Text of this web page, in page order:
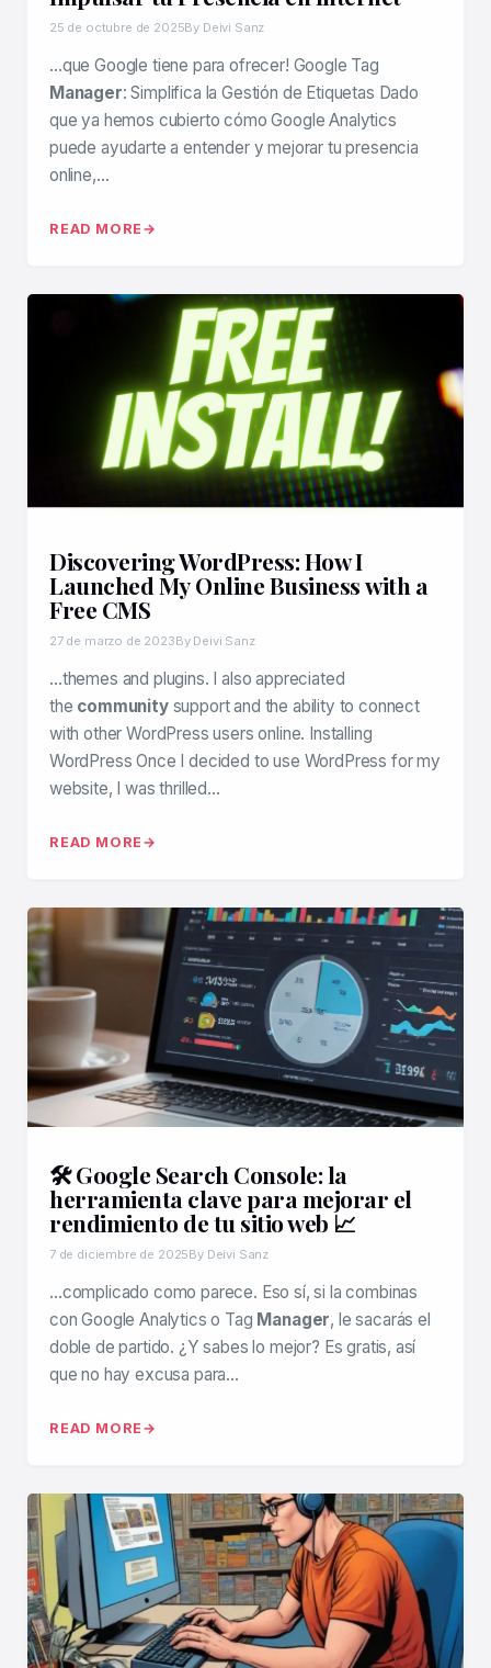
25 de octubre de 2025By Deivi Sanz
…que Google tiene para ofrecer! Google Tag
Manager: Simplifica la Gestión de Etiquetas Dado
que ya hemos cubierto cómo Google Analytics
puede ayudarte a entender y mejorar tu presencia
online,…
READ MORE
Discovering WordPress: How I
Launched MyOnline Businesswith a
Free CMS
27 de marzo de 2023By Deivi Sanz
…themes and plugins. I also appreciated
the communitysupport and the ability to connect
with other WordPress users online. Installing
WordPress Once I decided to use WordPress for my
website, I was thrilled…
READ MORE
🛠️ Google Search Console: la
herramienta clave para mejorar el
rendimiento de tu sitio web 📈
7 de diciembre de 2025By Deivi Sanz
…complicado como parece. Eso sí, si la combinas
con Google Analytics o Tag Manager, le sacarás el
doble de partido. ¿Y sabes lo mejor? Es gratis, así
que no hay excusa para…
READ MORE